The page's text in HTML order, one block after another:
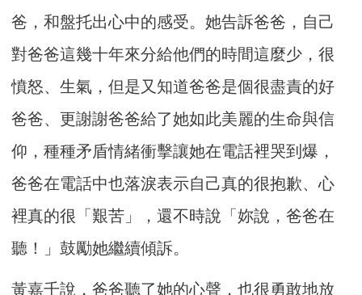
爸，和盤托出心中的感受。她告訴爸爸，自己
對爸爸這幾十年來分給他們的時間這麼少，很
憤怒、生氣，但是又知道爸爸是個很盡責的好
爸爸、更謝謝爸爸給了她如此美麗的生命與信
仰，種種矛盾情緒衝擊讓她在電話裡哭到爆，
爸爸在電話中也落淚表示自己真的很抱歉、心
裡真的很「艱苦」，還不時說「妳說，爸爸在
聽！」鼓勵她繼續傾訴。
黃嘉千說，爸爸聽了她的心聲，也很勇敢地放